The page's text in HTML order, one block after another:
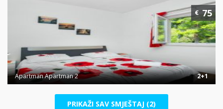
Apartman Apartman 2 2+1
€75
PRIKAŽI SAV SMJEŠTAJ (2)